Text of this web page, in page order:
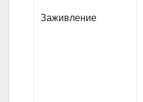
Заживление